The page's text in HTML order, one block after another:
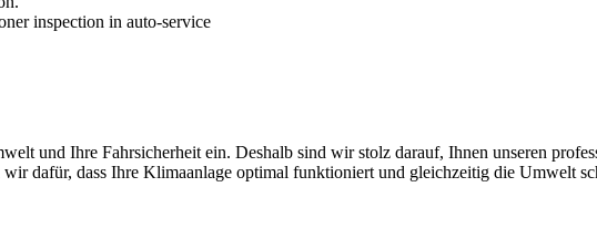
und Ihre Fahrsicherheit ein. Deshalb sind wir stolz darauf, Ihnen unseren
dafür, dass Ihre Klimaanlage optimal funktioniert und gleichzeitig die Umwelt